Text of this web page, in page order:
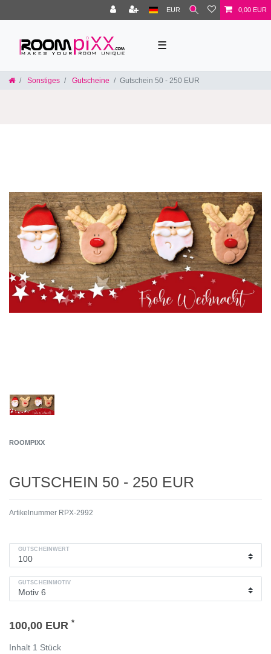
EUR 0,00 EUR
☰
Sonstiges Gutscheine Gutschein 50 - 250 EUR
ROOMPIXX
GUTSCHEIN 50 - 250 EUR
Artikelnummer RPX-2992
GUTSCHEINWERT
GUTSCHEINMOTIV
100,00 EUR *
Inhalt 1 Stück